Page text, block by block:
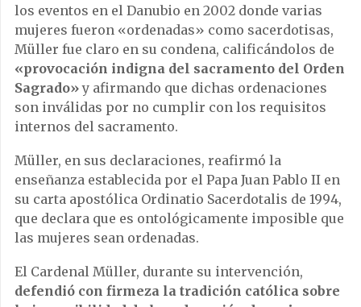
los eventos en el Danubio en 2002 donde varias
mujeres fueron «ordenadas» como sacerdotisas,
Müller fue claro en su condena, calificándolos de
«provocación indigna del sacramento del Orden
Sagrado»y afirmando que dichas ordenaciones
son inválidas por no cumplir con los requisitos
internos del sacramento.
Müller, en sus declaraciones, reafirmó la
enseñanza establecida por el Papa Juan Pablo II en
su carta apostólica Ordinatio Sacerdotalis de 1994,
que declara que es ontológicamente imposible que
las mujeres sean ordenadas.
El Cardenal Müller, durante su intervención,
defendió con firmeza la tradición católica sobre